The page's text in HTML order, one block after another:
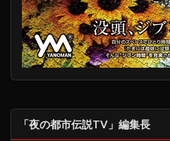
「夜の都市伝説TV」編集長